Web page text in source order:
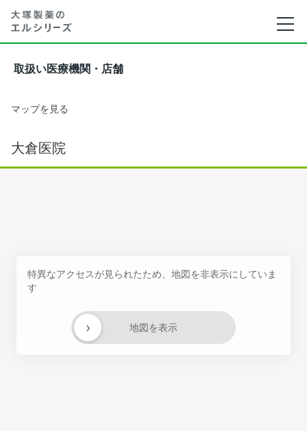
取扱い医療機関・店舗
マップを見る
大倉医院
特異なアクセスが見られたため、地図を非表示にしていま
す
地図を表示
›